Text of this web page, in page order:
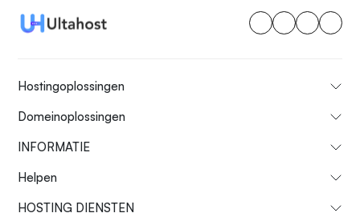
Hostingoplossingen
Domeinoplossingen
INFORMATIE
Helpen
HOSTING DIENSTEN